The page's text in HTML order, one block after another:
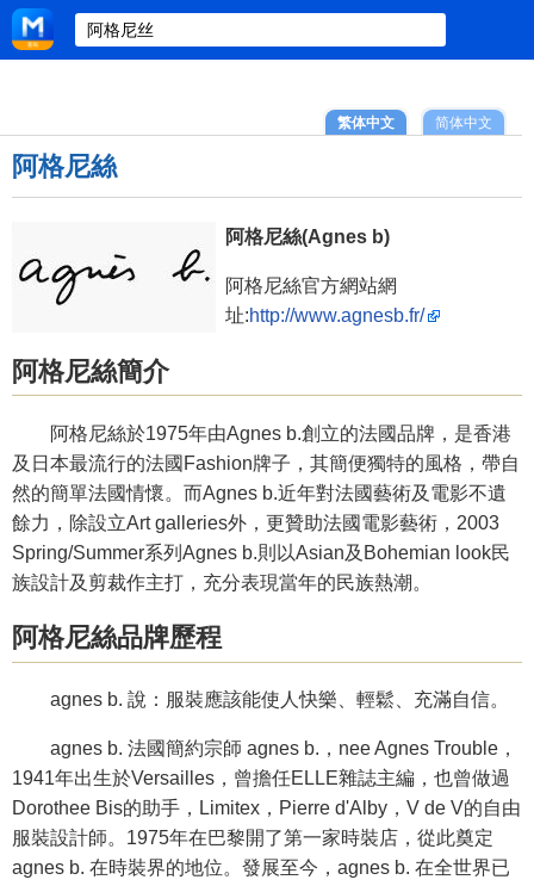
简体中文
繁体中文
阿格尼絲
阿格尼絲(Agnes b)
阿格尼絲官方網站網
址:http://www.agnesb.fr/
阿格尼絲簡介
阿格尼絲於1975年由Agnes b.創立的法國品牌，是香港
及日本最流行的法國Fashion牌子，其簡便獨特的風格，帶自
然的簡單法國情懷。而Agnes b.近年對法國藝術及電影不遺
餘力，除設立Art galleries外，更贊助法國電影藝術，2003
Spring/Summer系列Agnes b.則以Asian及Bohemian look民
族設計及剪裁作主打，充分表現當年的民族熱潮。
阿格尼絲品牌歷程
agnes b. 說：服裝應該能使人快樂、輕鬆、充滿自信。
agnes b. 法國簡約宗師 agnes b.，nee Agnes Trouble，
1941年出生於Versailles，曾擔任ELLE雜誌主編，也曾做過
Dorothee Bis的助手，Limitex，Pierre d'Alby，V de V的自由
服裝設計師。1975年在巴黎開了第一家時裝店，從此奠定
agnes b. 在時裝界的地位。發展至今，agnes b. 在全世界已